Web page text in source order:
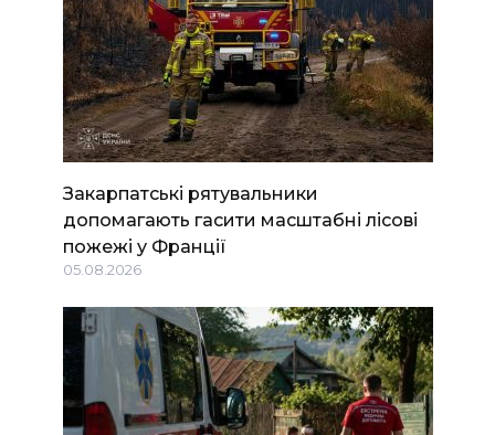
Закарпатські рятувальники
допомагають гасити масштабні лісові
пожежі у Франції
05.08.2026